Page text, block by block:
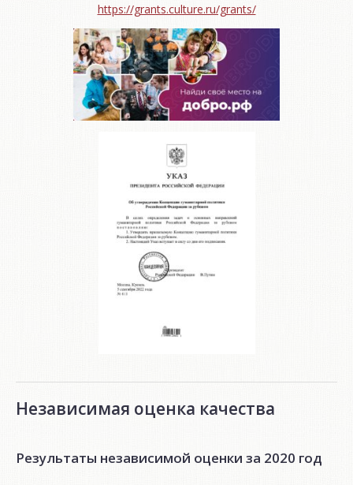
https://grants.culture.ru/grants/
Независимая оценка качества
Результаты независимой оценки за 2020 год